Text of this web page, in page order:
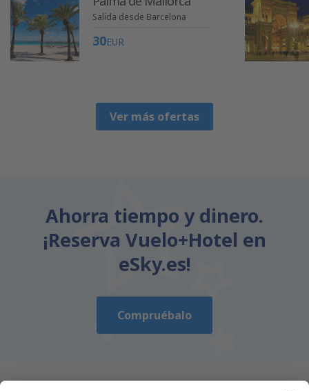
Salida desde Barcelona
30EUR
Ver más ofertas
Ahorra tiempo y dinero.
¡Reserva Vuelo+Hotel en
eSky.es!
Compruébalo